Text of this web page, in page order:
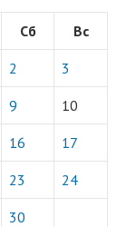
Сб Вс
2 3
9 10
16 17
23 24
30